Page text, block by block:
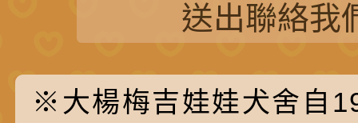
送出聯絡我
※大楊梅吉娃娃犬舍自